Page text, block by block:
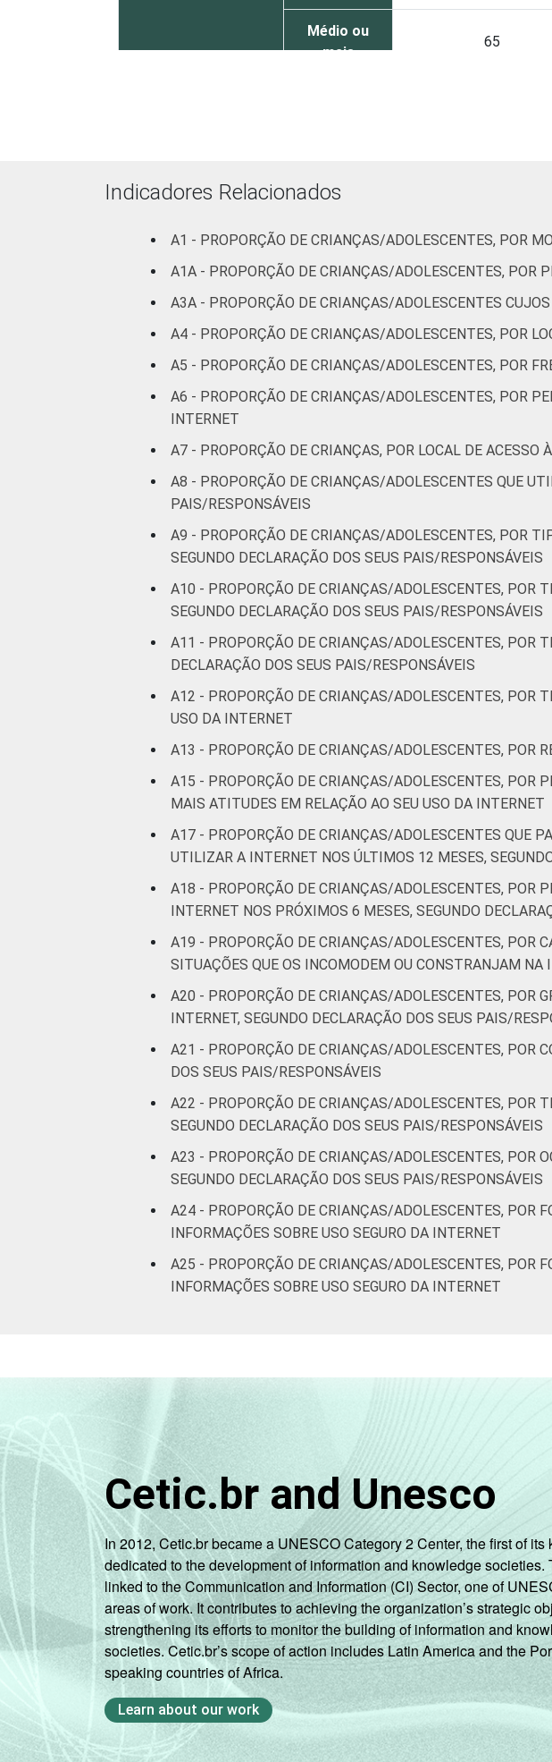
Médio ou
mais
65
anos
70
anos
48
RENDA FAMILIAR Até 1 SM 57
Mais de 1
SM até 3 SM
59
Mais de 3
SM
73
CLASSE SOCIAL AB 66
C 58
resultados da alternativa "sim". Dados coletados entre
Fonte: NIC.br - out 2014 / fev 2015
Indicadores Relacionados
A1 - PROPORÇÃO DE CRIANÇAS/ADOLESCENTES, POR
A1A - PROPORÇÃO DE CRIANÇAS/ADOLESCENTES, POR
A3A - PROPORÇÃO DE CRIANÇAS/ADOLESCENTES
A4 - PROPORÇÃO DE CRIANÇAS/ADOLESCENTES, POR
A5 - PROPORÇÃO DE CRIANÇAS/ADOLESCENTES, POR
A6 - PROPORÇÃO DE CRIANÇAS/ADOLESCENTES, POR
INTERNET
A7 - PROPORÇÃO DE CRIANÇAS, POR LOCAL DE ACESSO
A8 - PROPORÇÃO DE CRIANÇAS/ADOLESCENTES QUE
PAIS/RESPONSÁVEIS
A9 - PROPORÇÃO DE CRIANÇAS/ADOLESCENTES, POR
SEGUNDO DECLARAÇÃO DOS SEUS PAIS/RESPONSÁVEIS
A10 - PROPORÇÃO DE CRIANÇAS/ADOLESCENTES, POR
SEGUNDO DECLARAÇÃO DOS SEUS PAIS/RESPONSÁVEIS
A11 - PROPORÇÃO DE CRIANÇAS/ADOLESCENTES, POR
DECLARAÇÃO DOS SEUS PAIS/RESPONSÁVEIS
A12 - PROPORÇÃO DE CRIANÇAS/ADOLESCENTES, POR
USO DA INTERNET
A13 - PROPORÇÃO DE CRIANÇAS/ADOLESCENTES, POR
A15 - PROPORÇÃO DE CRIANÇAS/ADOLESCENTES, POR
MAIS ATITUDES EM RELAÇÃO AO SEU USO DA INTERNET
A17 - PROPORÇÃO DE CRIANÇAS/ADOLESCENTES QUE
UTILIZAR A INTERNET NOS ÚLTIMOS 12 MESES,
A18 - PROPORÇÃO DE CRIANÇAS/ADOLESCENTES, POR
INTERNET NOS PRÓXIMOS 6 MESES, SEGUNDO
A19 - PROPORÇÃO DE CRIANÇAS/ADOLESCENTES, POR
SITUAÇÕES QUE OS INCOMODEM OU CONSTRANJAM NA
A20 - PROPORÇÃO DE CRIANÇAS/ADOLESCENTES, POR
INTERNET, SEGUNDO DECLARAÇÃO DOS SEUS PAIS/
A21 - PROPORÇÃO DE CRIANÇAS/ADOLESCENTES, POR
DOS SEUS PAIS/RESPONSÁVEIS
A22 - PROPORÇÃO DE CRIANÇAS/ADOLESCENTES, POR
SEGUNDO DECLARAÇÃO DOS SEUS PAIS/RESPONSÁVEIS
A23 - PROPORÇÃO DE CRIANÇAS/ADOLESCENTES, POR
SEGUNDO DECLARAÇÃO DOS SEUS PAIS/RESPONSÁVEIS
A24 - PROPORÇÃO DE CRIANÇAS/ADOLESCENTES, POR
INFORMAÇÕES SOBRE USO SEGURO DA INTERNET
A25 - PROPORÇÃO DE CRIANÇAS/ADOLESCENTES, POR
INFORMAÇÕES SOBRE USO SEGURO DA INTERNET
Cetic.br and Unesco
In 2012, Cetic.br became a UNESCO Category 2 Center, the first of its
dedicated to the development of information and knowledge societies.
linked to the Communication and Information (CI) Sector, one of
areas of work. It contributes to achieving the organization’s strategic
strengthening its efforts to monitor the building of information and
societies. Cetic.br’s scope of action includes Latin America and the
speaking countries of Africa.
Learn about our work